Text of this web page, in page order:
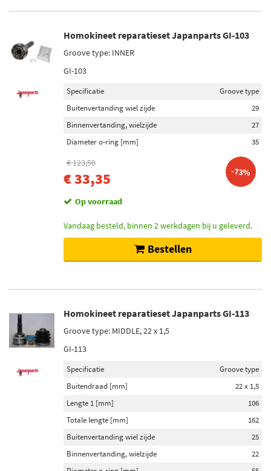
Homokineet reparatieset Japanparts GI-103
Groove type: INNER
GI-103
Specificatie
Groove type
Buitenvertanding wiel zijde
29
Binnenvertanding, wielzijde
27
Diameter o-ring [mm]
35
€ 123,50
€ 33,35 -73%
Op voorraad
Vandaag besteld, binnen 2 werkdagen bij u geleverd.
Bestellen
Homokineet reparatieset Japanparts GI-113
Groove type: MIDDLE, 22 x 1,5
GI-113
Specificatie
Groove type
Buitendraad [mm]
22 x 1,5
Lengte 1 [mm]
106
Totale lengte [mm]
162
Buitenvertanding wiel zijde
25
Binnenvertanding, wielzijde
22